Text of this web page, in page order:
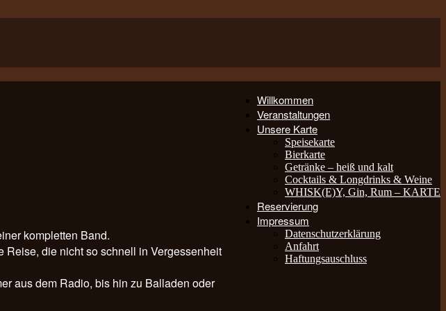
Willkommen
Veranstaltungen
Unsere Karte
Speisekarte
Bierkarte
Getränke – heiß und kalt
Cocktails & Longdrinks & Weine
WHISK(E)Y, Gin, Rum – KARTE
Reservierung
Impressum
Datenschutzerklärung
Anfahrt
Haftungsauschluss
kompletten Band.
die nicht so schnell in Vergessenheit
aus dem Radio, bis hin zu Balladen oder